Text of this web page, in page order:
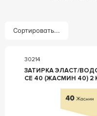
Сортировать...
30214
ЗАТИРКА ЭЛАСТ/
СЕ 40 (ЖАСМИН 40) 2